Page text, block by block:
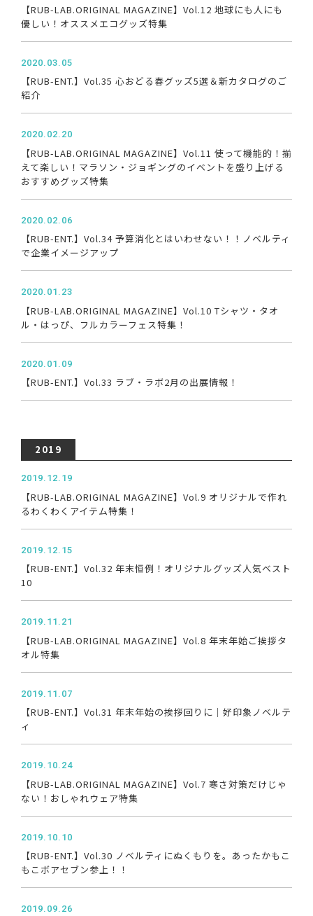
【RUB-LAB.ORIGINAL MAGAZINE】Vol.12 地球にも人にも
優しい！オススメエコグッズ特集
2020.03.05
【RUB-ENT.】Vol.35 心おどる春グッズ5選＆新カタログのご
紹介
2020.02.20
【RUB-LAB.ORIGINAL MAGAZINE】Vol.11 使って機能的！揃
えて楽しい！マラソン・ジョギングのイベントを盛り上げる
おすすめグッズ特集
2020.02.06
【RUB-ENT.】Vol.34 予算消化とはいわせない！！ノベルティ
で企業イメージアップ
2020.01.23
【RUB-LAB.ORIGINAL MAGAZINE】Vol.10 Tシャツ・タオ
ル・はっぴ、フルカラーフェス特集！
2020.01.09
【RUB-ENT.】Vol.33 ラブ・ラボ2月の出展情報！
2019
2019.12.19
【RUB-LAB.ORIGINAL MAGAZINE】Vol.9 オリジナルで作れ
るわくわくアイテム特集！
2019.12.15
【RUB-ENT.】Vol.32 年末恒例！オリジナルグッズ人気ベスト
10
2019.11.21
【RUB-LAB.ORIGINAL MAGAZINE】Vol.8 年末年始ご挨拶タ
オル特集
2019.11.07
【RUB-ENT.】Vol.31 年末年始の挨拶回りに｜好印象ノベルテ
ィ
2019.10.24
【RUB-LAB.ORIGINAL MAGAZINE】Vol.7 寒さ対策だけじゃ
ない！おしゃれウェア特集
2019.10.10
【RUB-ENT.】Vol.30 ノベルティにぬくもりを。あったかもこ
もこボアセブン参上！！
2019.09.26